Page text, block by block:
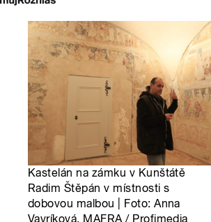
Kastelán na zámku v Kunštátě
Radim Štěpán v místnosti s
dobovou malbou | Foto: Anna
Vavríková, MAFRA / Profimedia